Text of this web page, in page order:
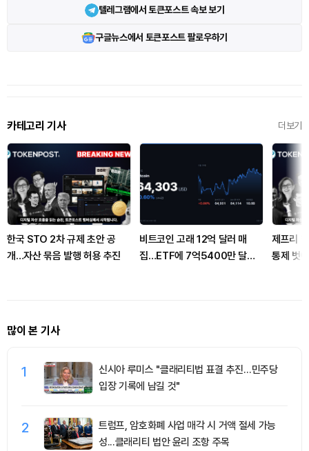
텔레그램에서 토큰포스트 속보 보기
구글뉴스에서 토큰포스트 팔로우하기
카테고리 기사 더보기
한국 STO 2차 규제 초안 공
개…자산 묶음 발행 허용 추진
비트코인 고래 12억 달러 매
집…ETF에 7억5400만 달러
제프리
통제 벗
많이 본 기사
1
신시아 루미스 "클래리티법 표결 추진…민주당
입장 기록에 남길 것"
2
트럼프, 암호화폐 사업 매각 시 거액 절세 가능
성...클래리티 법안 윤리 조항 주목